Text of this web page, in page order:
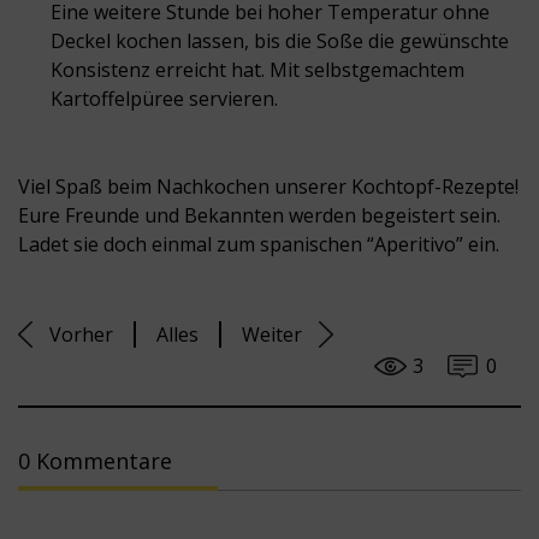
Eine weitere Stunde bei hoher Temperatur ohne
Deckel kochen lassen, bis die Soße die gewünschte
Konsistenz erreicht hat. Mit selbstgemachtem
Kartoffelpüree servieren.
Viel Spaß beim Nachkochen unserer Kochtopf-Rezepte!
Eure Freunde und Bekannten werden begeistert sein.
Ladet sie doch einmal zum spanischen “Aperitivo” ein.
Vorher Alles
Weiter
0
3
0 Kommentare